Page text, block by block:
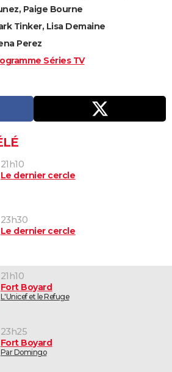
Paige Bourne
Tinker, Lisa Demaine
Perez
Séries TV
21h10
Le dernier cercle
23h30
Le dernier cercle
21h10
Fort Boyard
L'Unicef et le Refuge
23h25
Fort Boyard
Par Domingo